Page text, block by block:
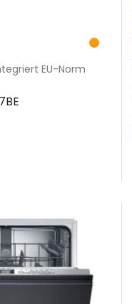
EU-Norm